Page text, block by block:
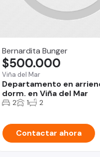
Bernardita Bunger
Viña del Mar
Departamento en
dorm. en Viña del Mar
$500.000
2 1 2
Contactar ahora